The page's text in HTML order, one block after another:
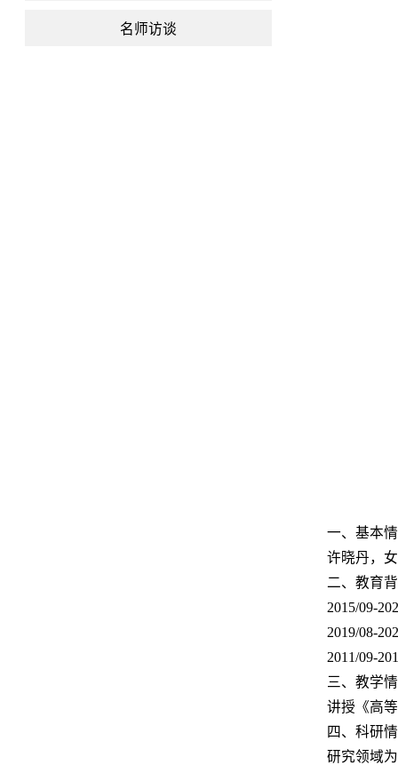
名师访谈
一、基本
许晓丹，
二、教育
2015/09-
2019/08-
2011/09-
三、教学
讲授《高
四、科研
研究领域